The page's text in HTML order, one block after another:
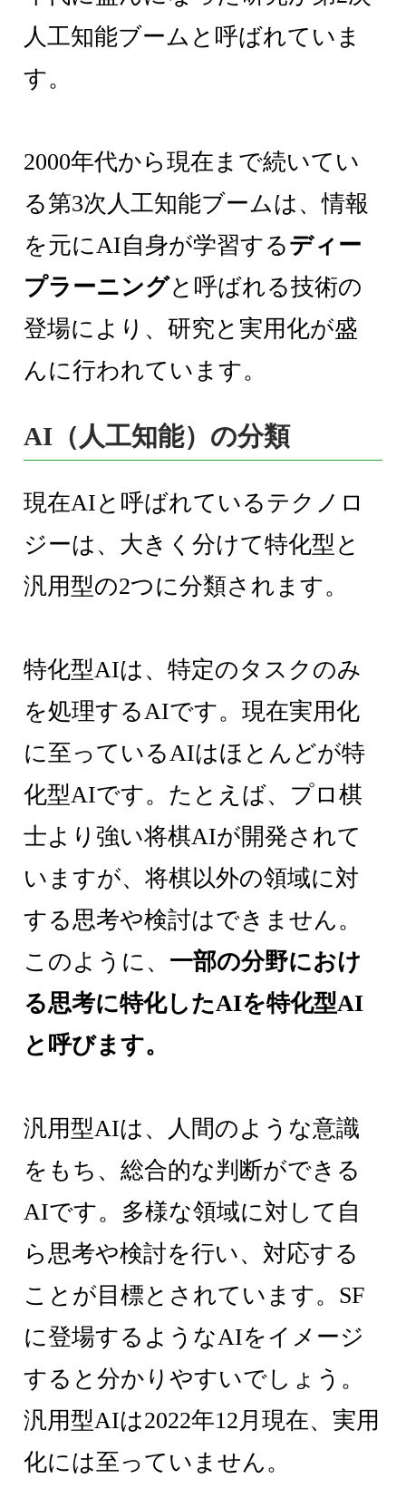
人工知能ブームと呼ばれていま
す。
2000年代から現在まで続いてい
る第3次人工知能ブームは、情報
を元にAI自身が学習するディー
プラーニングと呼ばれる技術の
登場により、研究と実用化が盛
んに行われています。
AI（人工知能）の分類
現在AIと呼ばれているテクノロ
ジーは、大きく分けて特化型と
汎用型の2つに分類されます。
特化型AIは、特定のタスクのみ
を処理するAIです。現在実用化
に至っているAIはほとんどが特
化型AIです。たとえば、プロ棋
士より強い将棋AIが開発されて
いますが、将棋以外の領域に対
する思考や検討はできません。
このように、 一部の分野におけ
る思考に特化したAIを特化型AI
と呼びます。
汎用型AIは、人間のような意識
をもち、総合的な判断ができる
AIです。多様な領域に対して自
ら思考や検討を行い、対応する
ことが目標とされています。SF
に登場するようなAIをイメージ
すると分かりやすいでしょう。
汎用型AIは2022年12月現在、実用
化には至っていません。